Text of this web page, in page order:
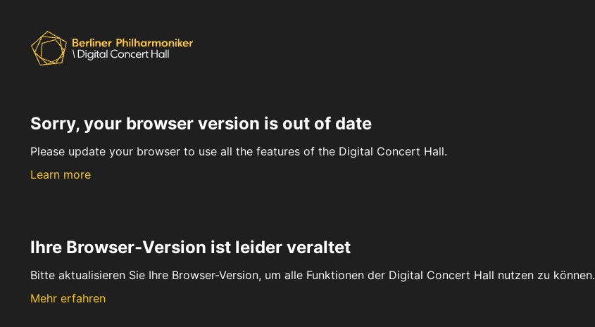
Sorry, your browser version is out of date
Please update your browser to use all the features of the Digital Concert Hall.
Learn more
Ihre Browser-Version ist leider veraltet
Bitte aktualisieren Sie Ihre Browser-Version, um alle Funktionen der Digital Concert Hall nutzen zu können.
Mehr erfahren